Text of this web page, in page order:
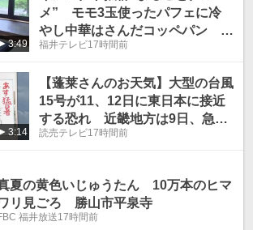
3:49
メ” モモ3玉使ったパフェに冷
やし中華はさんだコッペパン 開
店から30分で売り切れも
福井テレビ17時間前
3:14
【蓬莱さんのお天気】大型の台風
15号が11、12日に東日本に接近
する恐れ 近畿地方は9日、急な
雨にご注意を！
読売テレビ17時間前
夏の黄色いじゅうたん 10万本のヒマ
リ見ごろ 勝山市平泉寺
福井放送17時間前